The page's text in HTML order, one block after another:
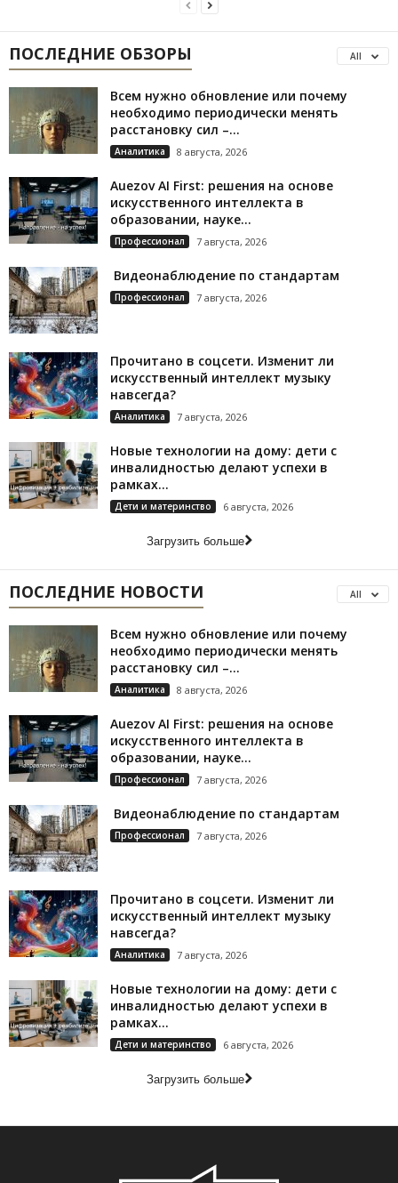
ПОСЛЕДНИЕ ОБЗОРЫ All
Всем нужно обновление или почему
необходимо периодически менять
расстановку сил –...
Аналитика 8 августа, 2026
Auezov AI First: решения на основе
искусственного интеллекта в
образовании, науке...
Профессионал 7 августа, 2026
Видеонаблюдение по стандартам
Профессионал 7 августа, 2026
Прочитано в соцсети. Изменит ли
искусственный интеллект музыку
навсегда?
Аналитика 7 августа, 2026
Новые технологии на дому: дети с
инвалидностью делают успехи в
рамках...
Дети и материнство 6 августа, 2026
Загрузить больше
ПОСЛЕДНИЕ НОВОСТИ All
Всем нужно обновление или почему
необходимо периодически менять
расстановку сил –...
Аналитика 8 августа, 2026
Auezov AI First: решения на основе
искусственного интеллекта в
образовании, науке...
Профессионал 7 августа, 2026
Видеонаблюдение по стандартам
Профессионал 7 августа, 2026
Прочитано в соцсети. Изменит ли
искусственный интеллект музыку
навсегда?
Аналитика 7 августа, 2026
Новые технологии на дому: дети с
инвалидностью делают успехи в
рамках...
Дети и материнство 6 августа, 2026
Загрузить больше